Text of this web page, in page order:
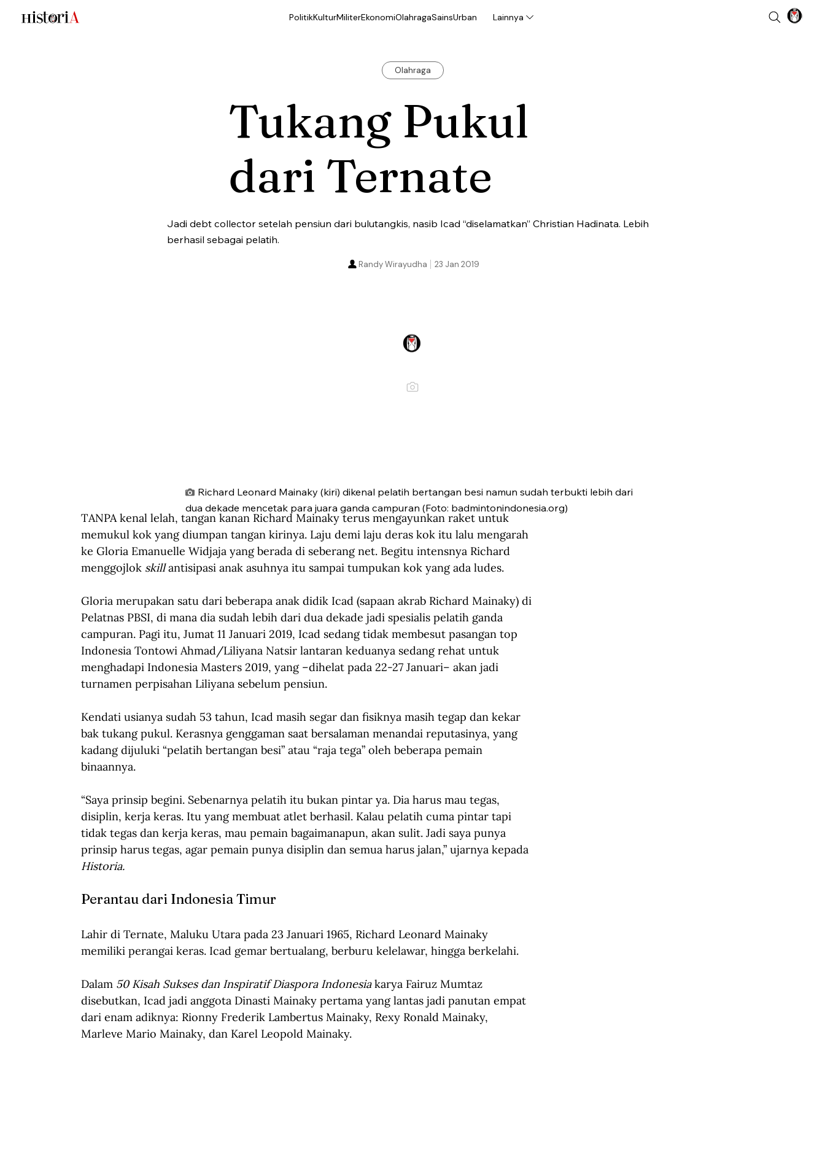
PolitikKulturMiliterEkonomiOlahragaSainsUrban Lainnya
Olahraga
Tukang Pukul
dari Ternate
Jadi debt collector setelah pensiun dari bulutangkis, nasib Icad “diselamatkan” Christian Hadinata. Lebih
berhasil sebagai pelatih.
23 Jan 2019
Randy Wirayudha
Richard Leonard Mainaky (kiri) dikenal pelatih bertangan besi namun sudah terbukti lebih dari
dua dekade mencetak para juara ganda campuran (Foto: badmintonindonesia.org)
TANPA kenal lelah, tangan kanan Richard Mainaky terus mengayunkan raket untuk
memukul kok yang diumpan tangan kirinya. Laju demi laju deras kok itu lalu mengarah
ke Gloria Emanuelle Widjaja yang berada di seberang net. Begitu intensnya Richard
menggojlok skill antisipasi anak asuhnya itu sampai tumpukan kok yang ada ludes.
Gloria merupakan satu dari beberapa anak didik Icad (sapaan akrab Richard Mainaky) di
Pelatnas PBSI, di mana dia sudah lebih dari dua dekade jadi spesialis pelatih ganda
campuran. Pagi itu, Jumat 11 Januari 2019, Icad sedang tidak membesut pasangan top
Indonesia Tontowi Ahmad/Liliyana Natsir lantaran keduanya sedang rehat untuk
menghadapi Indonesia Masters 2019, yang –dihelat pada 22-27 Januari– akan jadi
turnamen perpisahan Liliyana sebelum pensiun.
Kendati usianya sudah 53 tahun, Icad masih segar dan fisiknya masih tegap dan kekar
bak tukang pukul. Kerasnya genggaman saat bersalaman menandai reputasinya, yang
kadang dijuluki “pelatih bertangan besi” atau “raja tega” oleh beberapa pemain
binaannya.
“Saya prinsip begini. Sebenarnya pelatih itu bukan pintar ya. Dia harus mau tegas,
disiplin, kerja keras. Itu yang membuat atlet berhasil. Kalau pelatih cuma pintar tapi
tidak tegas dan kerja keras, mau pemain bagaimanapun, akan sulit. Jadi saya punya
prinsip harus tegas, agar pemain punya disiplin dan semua harus jalan,” ujarnya kepada
Historia.
Perantau dari Indonesia Timur
Lahir di Ternate, Maluku Utara pada 23 Januari 1965, Richard Leonard Mainaky
memiliki perangai keras. Icad gemar bertualang, berburu kelelawar, hingga berkelahi.
Dalam 50 Kisah Sukses dan Inspiratif Diaspora Indonesia karya Fairuz Mumtaz
disebutkan, Icad jadi anggota Dinasti Mainaky pertama yang lantas jadi panutan empat
dari enam adiknya: Rionny Frederik Lambertus Mainaky, Rexy Ronald Mainaky,
Marleve Mario Mainaky, dan Karel Leopold Mainaky.